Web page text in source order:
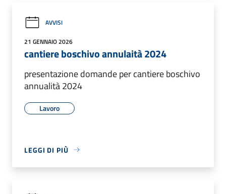
AVVISI
21 GENNAIO 2026
cantiere boschivo annulaità 2024
presentazione domande per cantiere boschivo
annualità 2024
Lavoro
LEGGI DI PIÙ